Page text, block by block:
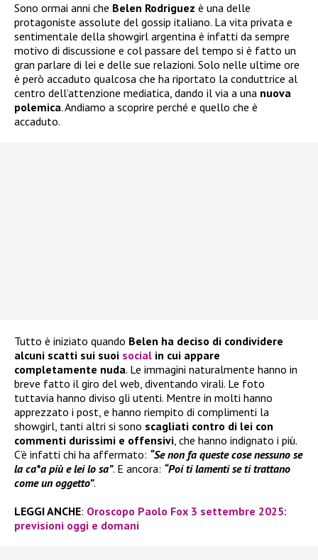
Sono ormai anni che Belen Rodriguez è una delle
protagoniste assolute del gossip italiano. La vita privata e
sentimentale della showgirl argentina è infatti da sempre
motivo di discussione e col passare del tempo si è fatto un
gran parlare di lei e delle sue relazioni. Solo nelle ultime ore
è però accaduto qualcosa che ha riportato la conduttrice al
centro dell’attenzione mediatica, dando il via a una nuova
polemica. Andiamo a scoprire perché e quello che è
accaduto.
Tutto è iniziato quando Belen ha deciso di condividere
alcuni scatti sui suoi social in cui appare
completamente nuda. Le immagini naturalmente hanno in
breve fatto il giro del web, diventando virali. Le foto
tuttavia hanno diviso gli utenti. Mentre in molti hanno
apprezzato i post, e hanno riempito di complimenti la
showgirl, tanti altri si sono scagliati contro di lei con
commenti durissimi e offensivi, che hanno indignato i più.
C’è infatti chi ha affermato: “Se non fa queste cose nessuno se
la ca*a più e lei lo sa”. E ancora: “Poi ti lamenti se ti trattano
come un oggetto”.
LEGGI ANCHE: Oroscopo Paolo Fox 3 settembre 2025:
previsioni oggi e domani